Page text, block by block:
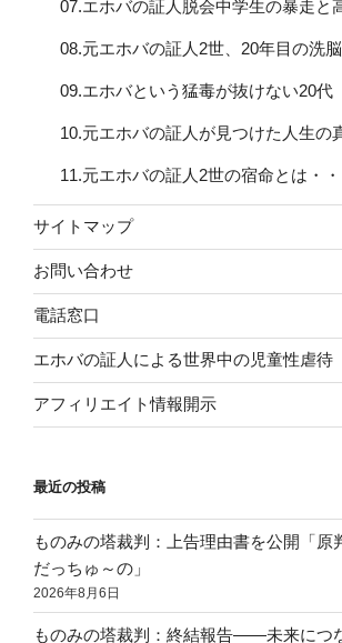
07.エホバの証人脱会中学生の暴走と
08.元エホバの証人2世、20年目の洗
09.エホバという猛毒が抜けない20代
10.元エホバの証人が見つけた人生の
11.元エホバの証人2世の宿命とは・・
サイトマップ
お問い合わせ
電話窓口
エホバの証人による世界中の児童性虐待
アフィリエイト情報開示
最近の投稿
ものみの塔裁判：上告理由書を公開「原
だっちゅ～の」
2026年8月6日
ものみの塔裁判：終結報告——未来につ